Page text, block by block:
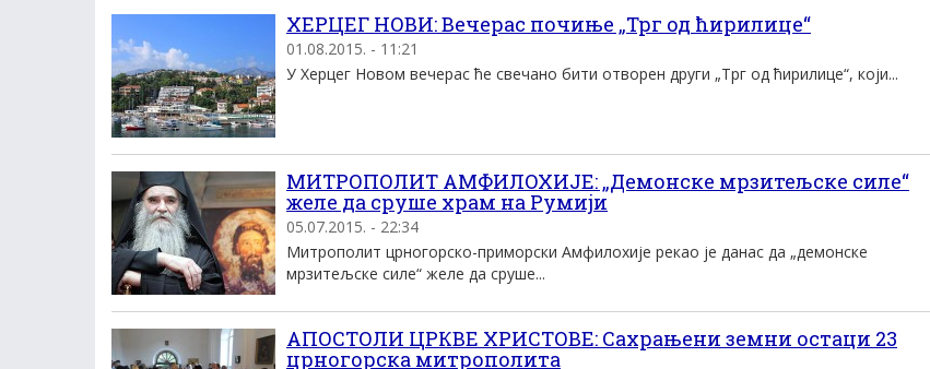
ХЕРЦЕГ НОВИ: Вечерас почиње „Трг од ћирилице“
01.08.2015. - 11:21
У Херцег Новом вечерас ће свечано бити отворен други „Трг од ћирилице“, који...
МИТРОПОЛИТ АМФИЛОХИЈЕ: „Демонске мрзитељске силе“
желе да сруше храм на Румији
05.07.2015. - 22:34
Митрополит црногорско-приморски Амфилохије рекао је данас да „демонске
мрзитељске силе“ желе да сруше...
АПОСТОЛИ ЦРКВЕ ХРИСТОВЕ: Сахрањени земни остаци 23
црногорска митрополита